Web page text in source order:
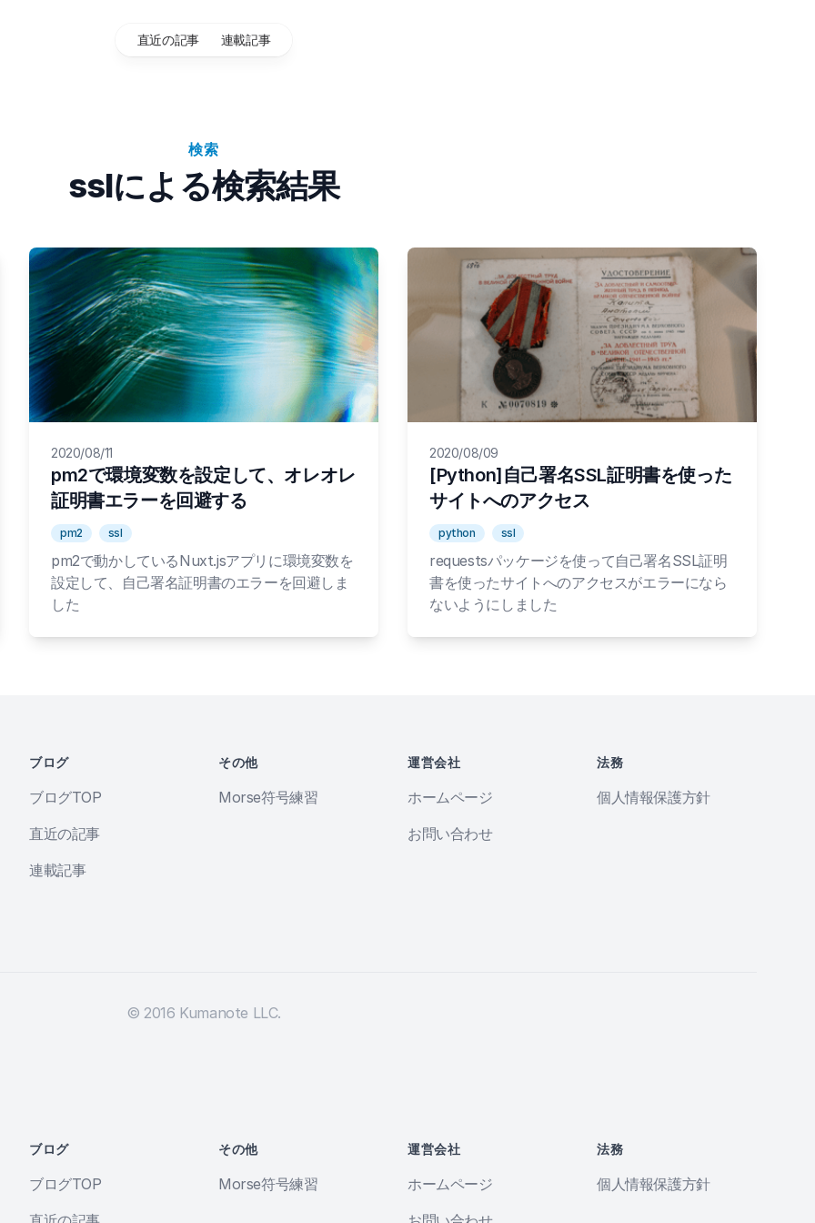
直近の記事 連載記事
検索
sslによる検索結果
2020/08/11
pm2で環境変数を設定して、オレオレ
証明書エラーを回避する
pm2 ssl
pm2で動かしているNuxt.jsアプリに環境変数を
設定して、自己署名証明書のエラーを回避しま
した
2020/08/09
[Python]自己署名SSL証明書を使った
サイトへのアクセス
python ssl
requestsパッケージを使って自己署名SSL証明
書を使ったサイトへのアクセスがエラーになら
ないようにしました
ブログ
ブログTOP
直近の記事
連載記事
その他
Morse符号練習
運営会社
ホームページ
お問い合わせ
法務
個人情報保護方針
© 2016 Kumanote LLC.
ブログ
ブログTOP
その他
Morse符号練習
運営会社
ホームページ
法務
個人情報保護方針